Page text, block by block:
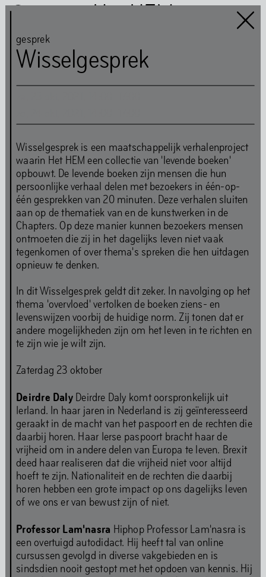
Het HEM
Kunst
Muziek
Eten
Boeken
Gemeenschap
Route Tickets
Openingstijden
Toegankelijkheid
Gedragscode
Nieuwsbrief
Volledige kalender
Kunst
renovaties, gaat onze programmering door. Je vindt onze
kunstprogramma's op off-site locaties door het jaar
heen en op digitaal platform The Couch. De permanente
installaties in Het HEM blijven na de verbouwing
gesprek
Wisselgesprek
Wisselgesprek is een maatschappelijk verhalenproject
waarin Het HEM een collectie van 'levende boeken'
opbouwt. De levende boeken zijn mensen die hun
persoonlijke verhaal delen met bezoekers in één-op-
één gesprekken van 20 minuten. Deze verhalen sluiten
aan op de thematiek van en de kunstwerken in de
Chapters. Op deze manier kunnen bezoekers mensen
ontmoeten die zij in het dagelijks leven niet vaak
tegenkomen of over thema's spreken die hen uitdagen
opnieuw te denken.
In dit Wisselgesprek geldt dit zeker. In navolging op het
thema 'overvloed' vertolken de boeken ziens- en
levenswijzen voorbij de huidige norm. Zij tonen dat er
andere mogelijkheden zijn om het leven in te richten en
te zijn wie je wilt zijn.
Zaterdag 23 oktober
Deirdre DalyDeirdre Daly komt oorspronkelijk uit
Ierland. In haar jaren in Nederland is zij geïnteresseerd
geraakt in de macht van het paspoort en de rechten die
daarbij horen. Haar Ierse paspoort bracht haar de
vrijheid om in andere delen van Europa te leven. Brexit
deed haar realiseren dat die vrijheid niet voor altijd
hoeft te zijn. Nationaliteit en de rechten die daarbij
horen hebben een grote impact op ons dagelijks leven
of we ons er van bewust zijn of niet.
Professor Lam'nasra Hiphop Professor Lam'nasra is
een overtuigd autodidact. Hij heeft tal van online
cursussen gevolgd in diverse vakgebieden en is
sindsdien nooit gestopt met het opdoen van kennis. Hij